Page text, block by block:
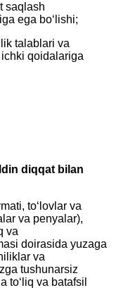
saqlash
ega bo‘lishi;
talablari va
qoidalariga
diqqat bilan
to‘lovlar va
va penyalar),
va
doirasida yuzaga
va
tushunarsiz
to‘liq va batafsil